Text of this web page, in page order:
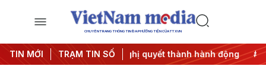
CHUYÊN TRANG THÔNG TIN ĐA PHƯƠNG TIỆN CỦA TTXVN
TIN MỚI TRẠM TIN SỐ
2027 #Đưa Nghị quyết thành hành động #Chiến dịch